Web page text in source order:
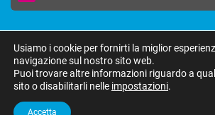
2019 © FEDERAZIONE AUTONOMA BANCARI
Cookie Policy
8552275
Usiamo i cookie per fornirti la miglior
navigazione sul nostro sito web.
Puoi trovare altre informazioni riguardo a
sito o disabilitarli nelle impostazioni.
Accetta